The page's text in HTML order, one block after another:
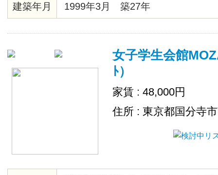
建築年月 1999年3月 築27年
女子学生会館
ﾄ）
家賃 : 48,000円
住所 : 東京都国分寺